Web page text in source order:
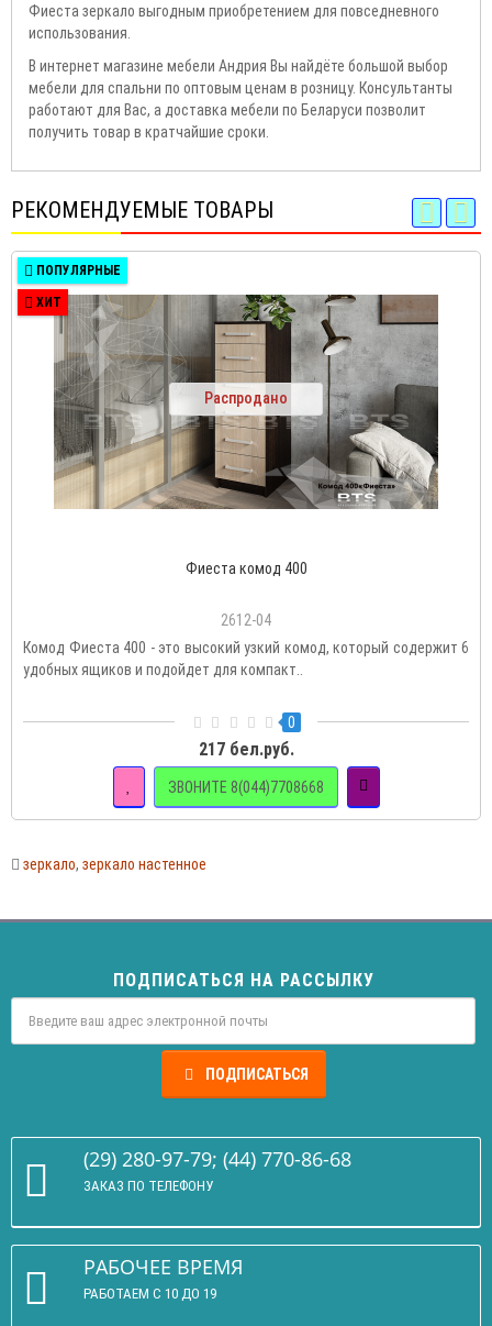
Фиеста зеркало выгодным приобретением для повседневного
использования.
В интернет магазине мебели Андрия Вы найдёте большой выбор
мебели для спальни по оптовым ценам в розницу. Консультанты
работают для Вас, а доставка мебели по Беларуси позволит
получить товар в кратчайшие сроки.
РЕКОМЕНДУЕМЫЕ ТОВАРЫ
ПОПУЛЯРНЫЕ
ХИТ
Распродано
Фиеста комод 400
2612-04
Комод Фиеста 400 - это высокий узкий комод, который содержит 6
удобных ящиков и подойдет для компакт..
0
217 бел.руб.
ЗВОНИТЕ 8(044)7708668
зеркало, зеркало настенное
ПОДПИСАТЬСЯ НА РАССЫЛКУ
ПОДПИСАТЬСЯ
(29) 280-97-79; (44) 770-86-68
ЗАКАЗ ПО ТЕЛЕФОНУ
РАБОЧЕЕ ВРЕМЯ
РАБОТАЕМ С 10 ДО 19